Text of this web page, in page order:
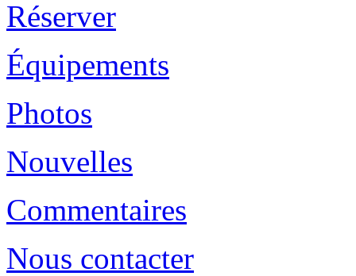
Réserver
Équipements
Photos
Nouvelles
Commentaires
Nous contacter